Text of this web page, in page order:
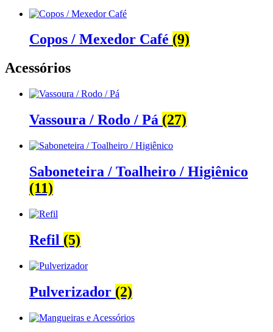
Copos / Mexedor Café (9)
Acessórios
Vassoura / Rodo / Pá (27)
Saboneteira / Toalheiro / Higiênico
(11)
Refil (5)
Pulverizador (2)